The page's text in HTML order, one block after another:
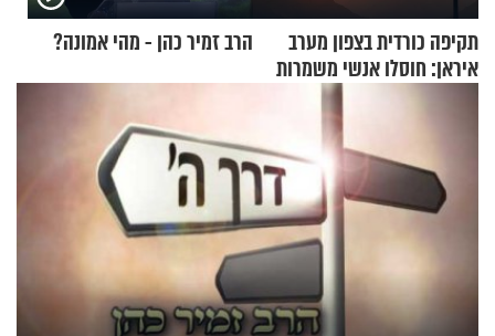
תקיפה כורדית בצפון מערב
איראן: חוסלו אנשי משמרות
המהפכה
הרב זמיר כהן - מהי אמונה?